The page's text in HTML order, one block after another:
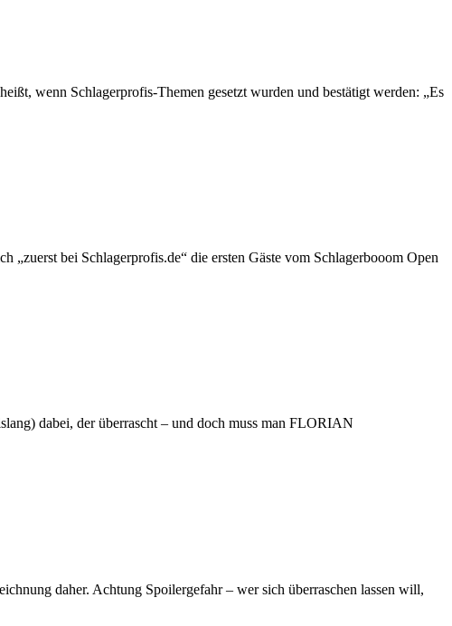
wenn Schlagerprofis-Themen gesetzt wurden und bestätigt werden: „Es
bei Schlagerprofis.de“ die ersten Gäste vom Schlagerbooom Open
dabei, der überrascht – und doch muss man FLORIAN
daher. Achtung Spoilergefahr – wer sich überraschen lassen will,